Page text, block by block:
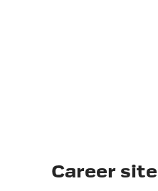
Career site